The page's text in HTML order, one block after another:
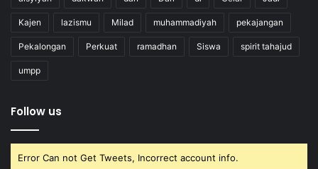
Kajen lazismu Milad muhammadiyah pekajangan
Pekalongan Perkuat ramadhan Siswa spirit tahajud
umpp
Follow us
Error Can not Get Tweets, Incorrect account info.